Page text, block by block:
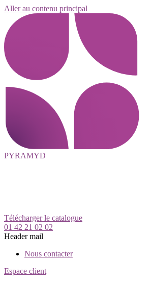
Aller au contenu principal
PYRAMYD
Télécharger le catalogue
01 42 21 02 02
Header mail
Nous contacter
Espace client